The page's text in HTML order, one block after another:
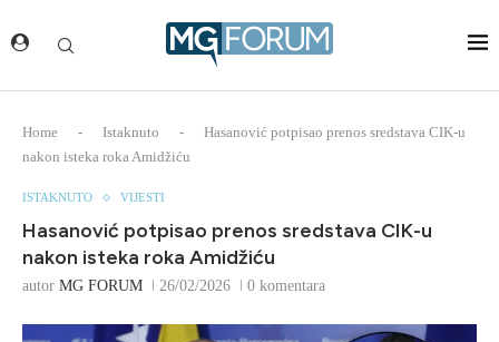
Home - Istaknuto -
Hasanović potpisao prenos sredstava CIK-u
nakon isteka roka Amidžiću
ISTAKNUTO VIJESTI
Hasanović potpisao prenos sredstava CIK-u
nakon isteka roka Amidžiću
autor MG FORUM 26/02/2026 0 komentara